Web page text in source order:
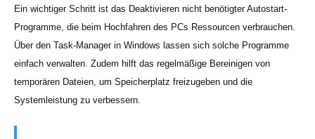
Ein wichtiger Schritt ist das Deaktivieren nicht benötigter Autostart-
Programme, die beim Hochfahren des PCs Ressourcen verbrauchen.
Über den Task-Manager in Windows lassen sich solche Programme
einfach verwalten. Zudem hilft das regelmäßige Bereinigen von
temporären Dateien, um Speicherplatz freizugeben und die
Systemleistung zu verbessern.